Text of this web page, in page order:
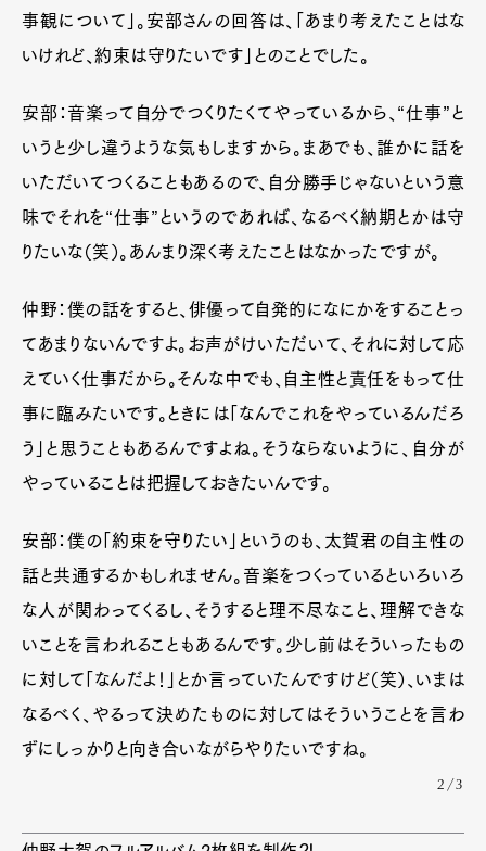
事観について」。安部さんの回答は、「あまり考えたことはな
いけれど、約束は守りたいです」とのことでした。
安部：音楽って自分でつくりたくてやっているから、“仕事”と
いうと少し違うような気もしますから。まあでも、誰かに話を
いただいてつくることもあるので、自分勝手じゃないという意
味でそれを“仕事”というのであれば、なるべく納期とかは守
りたいな（笑）。あんまり深く考えたことはなかったですが。
仲野：僕の話をすると、俳優って自発的になにかをすることっ
てあまりないんですよ。お声がけいただいて、それに対して応
えていく仕事だから。そんな中でも、自主性と責任をもって仕
事に臨みたいです。ときには「なんでこれをやっているんだろ
う」と思うこともあるんですよね。そうならないように、自分が
やっていることは把握しておきたいんです。
安部：僕の「約束を守りたい」というのも、太賀君の自主性の
話と共通するかもしれません。音楽をつくっているといろいろ
な人が関わってくるし、そうすると理不尽なこと、理解できな
いことを言われることもあるんです。少し前はそういったもの
に対して「なんだよ！」とか言っていたんですけど（笑）、いまは
なるべく、やるって決めたものに対してはそういうことを言わ
ずにしっかりと向き合いながらやりたいですね。
2/3